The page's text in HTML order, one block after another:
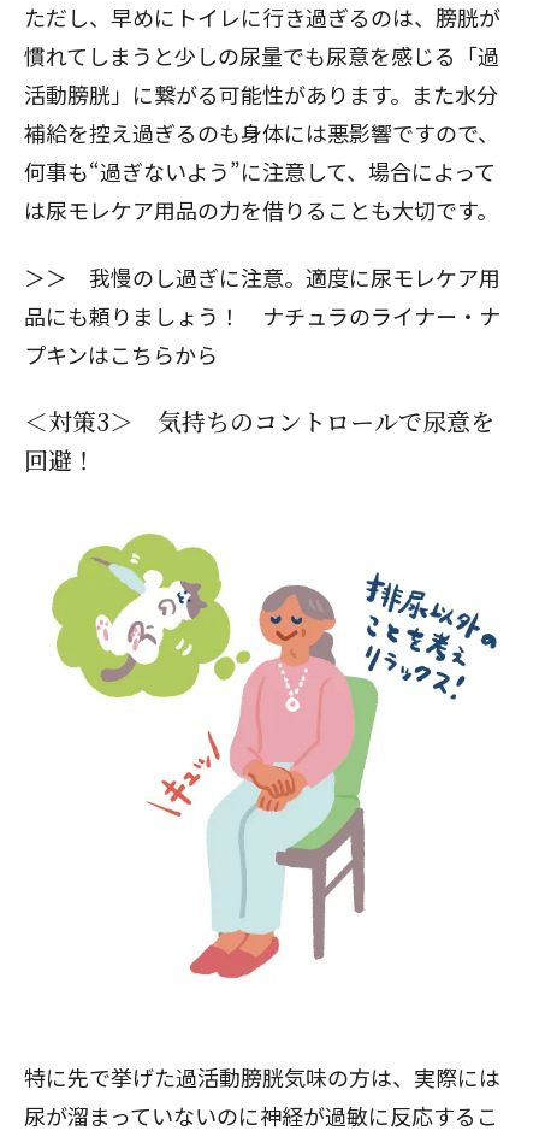
ただし、早めにトイレに行き過ぎるのは、膀胱が
慣れてしまうと少しの尿量でも尿意を感じる「過
活動膀胱」に繋がる可能性があります。また水分
補給を控え過ぎるのも身体には悪影響ですので、
何事も“過ぎないよう”に注意して、場合によって
は尿モレケア用品の力を借りることも大切です。
＞＞ 我慢のし過ぎに注意。適度に尿モレケア用
品にも頼りましょう！ ナチュラのライナー・ナ
プキンはこちらから
＜対策3＞ 気持ちのコントロールで尿意を
回避！
特に先で挙げた過活動膀胱気味の方は、実際には
尿が溜まっていないのに神経が過敏に反応するこ